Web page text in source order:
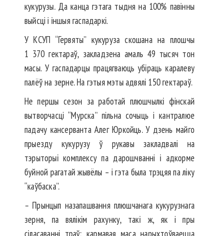
кукурузы. Да канца гэтага тыдня на 100% павінны
выйсці і іншыя гаспадаркі.
У КСУП “Гервяты” кукуруза скошана на плошчы
1 370 гектараў, закладзена амаль 49 тысяч тон
масы. У гаспадарцы працягваюць убіраць каралеву
палёў на зерне. На гэтыя мэты адвялі 150 гектараў.
Не першы сезон за работай плюшчылкі фінскай
вытворчасці “Мурска” пільна сочыць і кантралюе
падачу кансерванта Алег Юркойць. У дзень майго
прыезду кукурузу ў рукавы закладвалі на
тэрыторыі комплексу па дарошчванні і адкорме
буйной рагатай жывёлы – і гэта была трэцяя па ліку
“каўбаска”.
– Прынцып назапашвання плюшчанага кукурузнага
зерня, па вялікім рахунку, такі ж, як і пры